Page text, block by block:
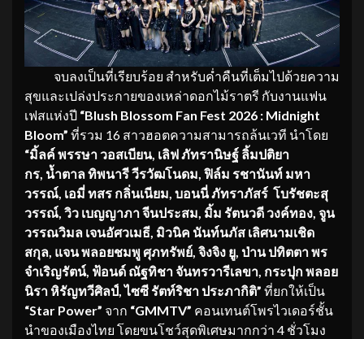
จบลงเป็นที่เรียบร้อย สำหรับค่ำคืนที่เต็มไปด้วยความ
สุขและเปล่งประกายของเหล่าดอกไม้ราตรี กับงานแฟน
เฟสแห่งปี “Blush Blossom Fan Fest 2026 : Midnight
Bloom” ที่รวม 16 สาวฮอตความสามารถล้นเวที นำโดย
“มิ้ลค์ พรรษา วอสเบียน, เลิฟ ภัทรานิษฐ์ ลิ้มปติยา
กร, น้ำตาล ทิพนารี วีรวัฒโนดม, ฟิล์ม รชานันท์ มหา
วรรณ์, เอมี่ ทสร กลิ่นเนียม, บอนนี่ ภัทราภัสร์ โบรัชตะสุ
วรรณ์, วิว เบญญาภา จีนประสม, มิ้ม รัตนวดี วงค์ทอง, จูน
วรรณวิมล เจนอัศวเมธี, มิวนิค นันท์นภัส เลิศนามเชิด
สกุล, แจน พลอยชมพู ศุภทรัพย์, จิงจิง ยู, ป่าน ปทิตตา พร
จำเริญรัตน์, ฟ้อนด์ ณัฐทิชา จันทรวารีเลขา, กระปุก พลอย
นิรา หิรัญทวีศิลป์, ไซซี รัตท์ริชา ประภากิติ” ที่ยกให้เป็น
“Star Power” จาก “GMMTV” คอนเทนต์โพรไวเดอร์ชั้น
นำของเมืองไทย โดยขนโชว์สุดพิเศษมากกว่า 4 ชั่วโมง